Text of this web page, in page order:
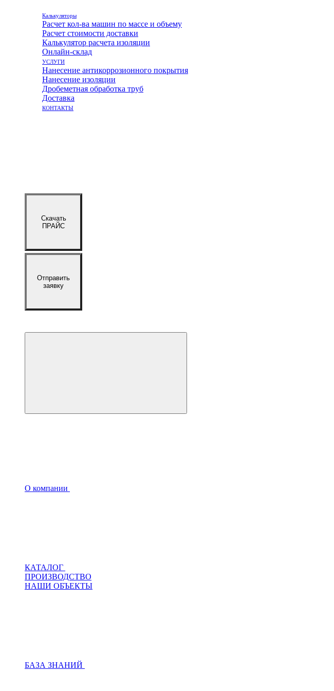
Калькуляторы
Расчет кол-ва машин по массе и объему
Расчет стоимости доставки
Калькулятор расчета изоляции
Онлайн-склад
УСЛУГИ
Нанесение антикоррозионного покрытия
Нанесение изоляции
Дробеметная обработка труб
Доставка
КОНТАКТЫ
Скачать
ПРАЙС
Отправить
заявку
О компании
КАТАЛОГ
ПРОИЗВОДСТВО
НАШИ ОБЪЕКТЫ
БАЗА ЗНАНИЙ